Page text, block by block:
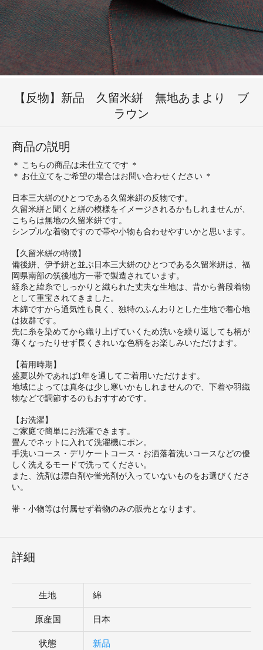
【反物】新品 久留米絣 無地あまより ブ
ラウン
商品の説明
＊ こちらの商品は未仕立てです ＊
＊ お仕立てをご希望の場合はお問い合わせください ＊
日本三大絣のひとつである久留米絣の反物です。
久留米絣と聞くと絣の模様をイメージされるかもしれませんが、
こちらは無地の久留米絣です。
シンプルな着物ですので帯や小物も合わせやすいかと思います。
【久留米絣の特徴】
備後絣、伊予絣と並ぶ日本三大絣のひとつである久留米絣は、福
岡県南部の筑後地方一帯で製造されています。
経糸と緯糸でしっかりと織られた丈夫な生地は、昔から普段着物
として重宝されてきました。
木綿ですから通気性も良く、独特のふんわりとした生地で着心地
は抜群です。
先に糸を染めてから織り上げていくため洗いを繰り返しても柄が
薄くなったりせず長くきれいな色柄をお楽しみいただけます。
【着用時期】
盛夏以外であれば1年を通してご着用いただけます。
地域によっては真冬は少し寒いかもしれませんので、下着や羽織
物などで調節するのもおすすめです。
【お洗濯】
ご家庭で簡単にお洗濯できます。
畳んでネットに入れて洗濯機にポン。
手洗いコース・デリケートコース・お洒落着洗いコースなどの優
しく洗えるモードで洗ってください。
また、洗剤は漂白剤や蛍光剤が入っていないものをお選びくださ
い。
帯・小物等は付属せず着物のみの販売となります。
詳細
生地 綿
原産国 日本
状態 新品